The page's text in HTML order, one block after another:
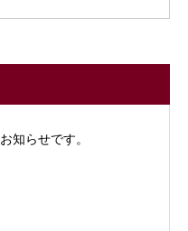
お知らせです。